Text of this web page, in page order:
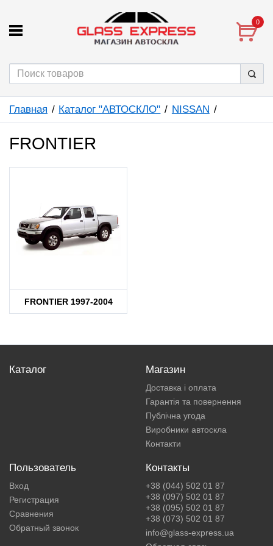
0
Главная Каталог "АВТОСКЛО" NISSAN
FRONTIER
FRONTIER 1997-2004
Каталог Магазин
Доставка і оплата
Гарантія та повернення
Публічна угода
Виробники автоскла
Контакти
Пользователь
Вход
Регистрация
Сравнения
Обратный звонок
Контакты
+38 (044) 502 01 87
+38 (097) 502 01 87
+38 (095) 502 01 87
+38 (073) 502 01 87
info@glass-express.ua